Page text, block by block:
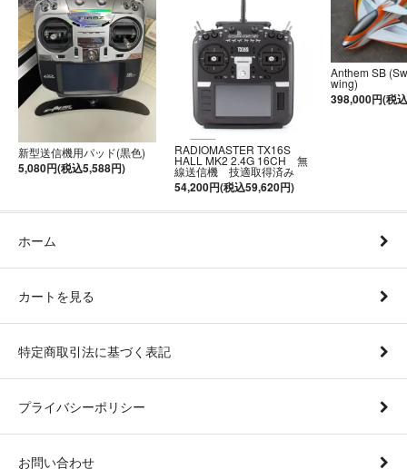
新型送信機用パッド(黒色)
5,080円(税込5,588円)
RADIOMASTER TX16S
HALL MK2 2.4G 16CH 無
線送信機 技適取得済み
54,200円(税込59,620円)
Anthem SB
wing)
398,000円(税
ホーム
カートを見る
特定商取引法に基づく表記
プライバシーポリシー
お問い合わせ